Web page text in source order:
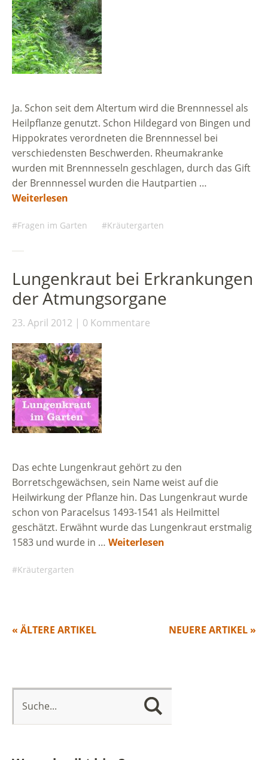
Ja. Schon seit dem Altertum wird die Brennnessel als
Heilpflanze genutzt. Schon Hildegard von Bingen und
Hippokrates verordneten die Brennnessel bei
verschiedensten Beschwerden. Rheumakranke
wurden mit Brennnesseln geschlagen, durch das Gift
der Brennnessel wurden die Hautpartien …
Weiterlesen
Fragen im Garten Kräutergarten
Lungenkraut bei Erkrankungen
der Atmungsorgane
23. April 2012 0 Kommentare
Das echte Lungenkraut gehört zu den
Borretschgewächsen, sein Name weist auf die
Heilwirkung der Pflanze hin. Das Lungenkraut wurde
schon von Paracelsus 1493-1541 als Heilmittel
geschätzt. Erwähnt wurde das Lungenkraut erstmalig
1583 und wurde in … Weiterlesen
Kräutergarten
« ÄLTERE ARTIKEL NEUERE ARTIKEL »